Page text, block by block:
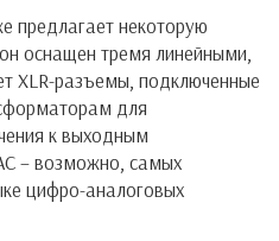
предлагает некоторую
оснащен тремя линейными,
XLR-разъемы, подключенные
для
к выходным
– возможно, самых
цифро-аналоговых